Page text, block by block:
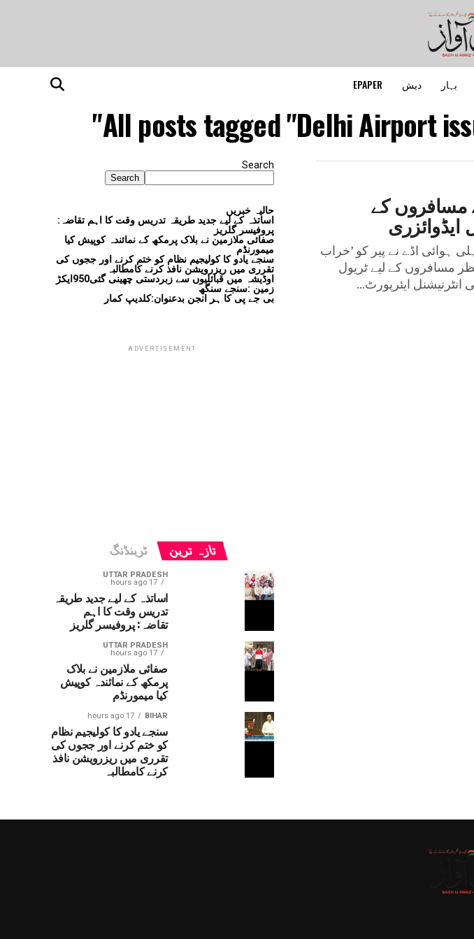
بہار دیش EPAPER
All posts tagged "Delhi Airport
مسافروں کے
ہوائی اڈے نے پیر کو ’خراب
مسافروں کے لیے ٹریول
ایئرپورٹ...
Search
Search
حالیہ خبریں
اساتذہ کے لیے جدید طریقہ تدریس وقت کا اہم تقاضہ:
پروفیسر گلریز
صفائی ملازمین نے بلاک پرمکھ کے نمائندہ کوپیش کیا
میمورنڈم
سنجے یادو کا کولیجیم نظام کو ختم کرنے اور ججوں کی
تقرری میں ریزرویشن نافذ کرنے کامطالبہ
اوڈیشہ میں قبائلیوں سے زبردستی چھینی گئی950ایکڑ
زمین :سنجے سنگھ
بی جے پی کا ہر انجن بدعنوان:کلدیپ کمار
ADVERTISEMENT
تازہ ترین ٹرینڈنگ
UTTAR PRADESH
17 hours ago
اساتذہ کے لیے جدید طریقہ
تدریس وقت کا اہم
تقاضہ: پروفیسر گلریز
UTTAR PRADESH
17 hours ago
صفائی ملازمین نے بلاک
پرمکھ کے نمائندہ کوپیش
کیا میمورنڈم
BIHAR
17 hours ago
سنجے یادو کا کولیجیم نظام
کو ختم کرنے اور ججوں کی
تقرری میں ریزرویشن نافذ
کرنے کامطالبہ